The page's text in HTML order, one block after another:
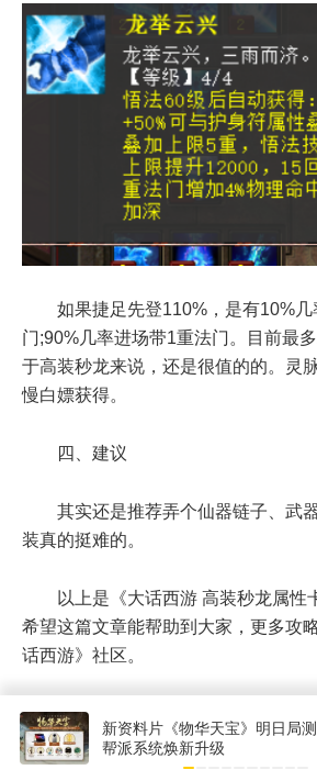
如果捷足先登110%，是有10%
门;90%几率进场带1重法门。目前最
于高装秒龙来说，还是很值的的。灵
慢白嫖获得。
四、建议
其实还是推荐弄个仙器链子、武
装真的挺难的。
以上是《大话西游 高装秒龙属性
希望这篇文章能帮助到大家，更多攻
话西游》社区。
t分享到新浪微博z分享到QQ
w分享到微信
新资料片《物华天宝》明日局测
帮派系统焕新升级